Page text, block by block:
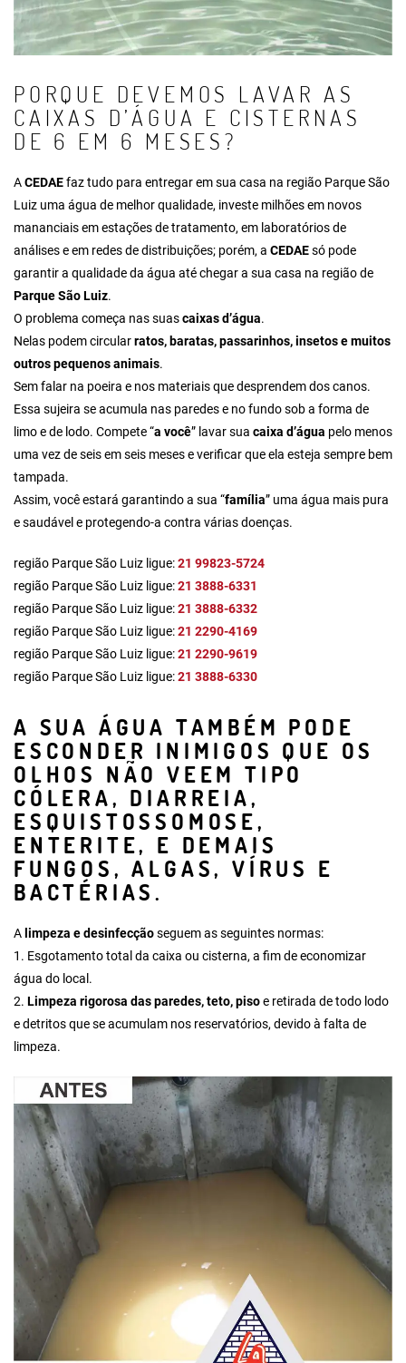
PORQUE DEVEMOS LAVAR AS
CAIXAS D’ÁGUA E CISTERNAS
DE 6 EM 6 MESES?
ACEDAEfaz tudo para entregar em sua casa na região Parque São
Luiz uma água de melhor qualidade, investe milhões em novos
mananciais em estações de tratamento, em laboratórios de
análises e em redes de distribuições; porém, a CEDAEsó pode
garantir a qualidade da água até chegar a sua casa na região de
Parque São Luiz.
O problema começa nas suascaixas d’água.
Nelas podem circularratos, baratas, passarinhos, insetos e muitos
outros pequenos animais.
Sem falar na poeira e nos materiais que desprendem dos canos.
Essa sujeira se acumula nas paredes e no fundo sob a forma de
limo e de lodo. Compete “a você” lavar sua caixa d’água pelo menos
uma vez de seis em seis meses e verificar que ela esteja sempre bem
tampada.
Assim, você estará garantindo a sua “família” uma água mais pura
e saudável e protegendo-a contra várias doenças.
região Parque São Luiz ligue:21 99823-5724
região Parque São Luiz ligue:21 3888-6331
região Parque São Luiz ligue:21 3888-6332
região Parque São Luiz ligue:21 2290-4169
região Parque São Luiz ligue:21 2290-9619
região Parque São Luiz ligue:21 3888-6330
A SUA ÁGUA TAMBÉM PODE
ESCONDER INIMIGOS QUE OS
OLHOS NÃO VEEM TIPO
CÓLERA, DIARREIA,
ESQUISTOSSOMOSE,
ENTERITE, E DEMAIS
FUNGOS, ALGAS, VÍRUS E
BACTÉRIAS.
A limpeza e desinfecçãoseguem as seguintes normas:
1. Esgotamento total da caixa ou cisterna, a fim de economizar
água do local.
2. Limpeza rigorosa das paredes, teto, pisoe retirada de todo lodo
e detritos que se acumulam nos reservatórios, devido à falta de
limpeza.